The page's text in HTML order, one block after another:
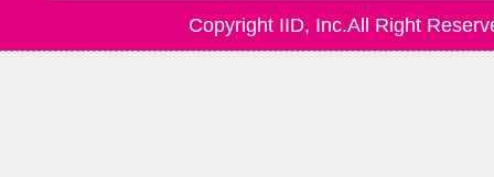
Copyright IID, Inc.All Right